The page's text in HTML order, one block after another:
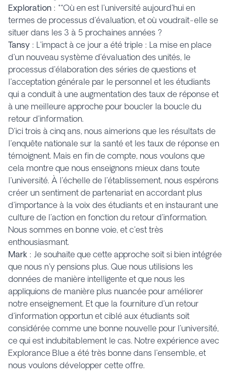
Exploration : **Où en est l'université aujourd'hui en
termes de processus d'évaluation, et où voudrait-elle se
situer dans les 3 à 5 prochaines années ?
Tansy : L'impact à ce jour a été triple : La mise en place
d'un nouveau système d'évaluation des unités, le
processus d'élaboration des séries de questions et
l'acceptation générale par le personnel et les étudiants
qui a conduit à une augmentation des taux de réponse et
à une meilleure approche pour boucler la boucle du
retour d'information.
D'ici trois à cinq ans, nous aimerions que les résultats de
l'enquête nationale sur la santé et les taux de réponse en
témoignent. Mais en fin de compte, nous voulons que
cela montre que nous enseignons mieux dans toute
l'université. À l'échelle de l'établissement, nous espérons
créer un sentiment de partenariat en accordant plus
d'importance à la voix des étudiants et en instaurant une
culture de l'action en fonction du retour d'information.
Nous sommes en bonne voie, et c'est très
enthousiasmant.
Mark : Je souhaite que cette approche soit si bien intégrée
que nous n'y pensions plus. Que nous utilisions les
données de manière intelligente et que nous les
appliquions de manière plus nuancée pour améliorer
notre enseignement. Et que la fourniture d'un retour
d'information opportun et ciblé aux étudiants soit
considérée comme une bonne nouvelle pour l'université,
ce qui est indubitablement le cas. Notre expérience avec
Explorance Blue a été très bonne dans l'ensemble, et
nous voulons développer cette offre.